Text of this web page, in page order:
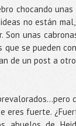
chocando
no están
unas
se pueden
de un post a
eres fuerte.